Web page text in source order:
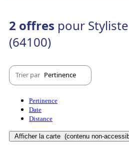
2 offres pour
(64100)
Trier par Pertinence
Pertinence
Date
Distance
Afficher la carte (contenu non-